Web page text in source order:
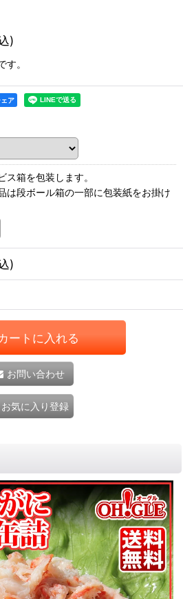
)
。
ア
箱を包装します。
は段ボール箱の一部に包装紙をお掛け
)
ートに入れる
お問い合わせ
お気に入り登録